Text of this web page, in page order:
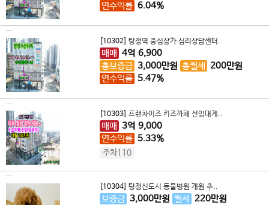
연수익률 6.04%
[10302] 탕정역 중심상가 심리상담센터..
매매 4억 6,900
총보증금 3,000만원 총월세 200만원
연수익률 5.47%
[10303] 프랜차이즈 키즈까페 선임대계..
매매 3억 9,000
연수익률 5.33%
주차110
[10304] 탕정신도시 동물병원 개원 추..
보증금 3,000만원 월세 220만원